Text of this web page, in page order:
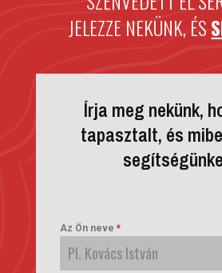
JELEZZE NEKÜNK, ÉS
Írja meg nekünk,
tapasztalt, és
Az Ön neve *